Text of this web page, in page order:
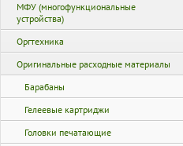
МФУ (многофункциональные
устройства)
Оргтехника
Оригинальные расходные материалы
Барабаны
Гелеевые картриджи
Головки печатающие